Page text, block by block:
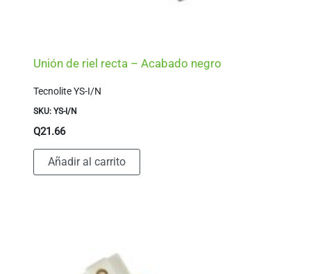
Unión de riel recta – Acabado negro
Tecnolite YS-I/N
SKU: YS-I/N
Q21.66
Añadir al carrito